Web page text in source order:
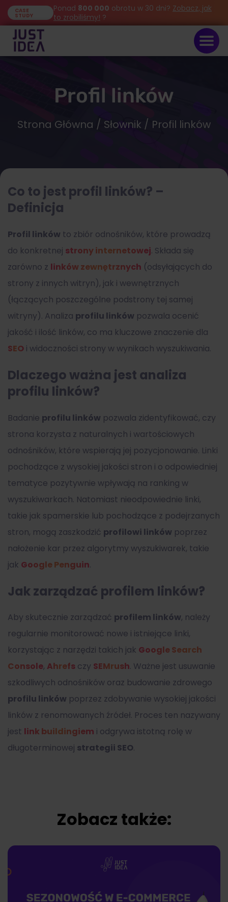
CASE
STUDY
Ponad 800 000 obrotu w 30 dni? Zobacz, jak
to zrobiliśmy! ?
Profil linków
Strona Główna / Słownik / Profil linków
Co to jest profil linków? –
Definicja
Profil linków to zbiór odnośników, które prowadzą
do konkretnej strony internetowej. Składa się
zarówno z linków zewnętrznych (odsyłających do
strony z innych witryn), jak i wewnętrznych
(łączących poszczególne podstrony tej samej
witryny). Analiza profilu linków pozwala ocenić
jakość i ilość linków, co ma kluczowe znaczenie dla
SEO i widoczności strony w wynikach wyszukiwania.
Dlaczego ważna jest analiza
profilu linków?
Badanie profilu linków pozwala zidentyfikować, czy
strona korzysta z naturalnych i wartościowych
odnośników, które wspierają jej pozycjonowanie. Linki
pochodzące z wysokiej jakości stron i o odpowiedniej
tematyce pozytywnie wpływają na ranking w
wyszukiwarkach. Natomiast nieodpowiednie linki,
takie jak spamerskie lub pochodzące z podejrzanych
stron, mogą zaszkodzić profilowi linków poprzez
nałożenie kar przez algorytmy wyszukiwarek, takie
jak Google Penguin.
Jak zarządzać profilem linków?
Aby skutecznie zarządzać profilem linków, należy
regularnie monitorować nowe i istniejące linki,
korzystając z narzędzi takich jak Google Search
Console, Ahrefs czy SEMrush. Ważne jest usuwanie
szkodliwych odnośników oraz budowanie zdrowego
profilu linków poprzez zdobywanie wysokiej jakości
linków z renomowanych źródeł. Proces ten nazywany
jest link buildingiem i odgrywa istotną rolę w
długoterminowej strategii SEO.
Zobacz także: